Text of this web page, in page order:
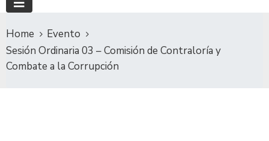
Home
Evento
Sesión Ordinaria 03 – Comisión de Contraloría y
Combate a la Corrupción